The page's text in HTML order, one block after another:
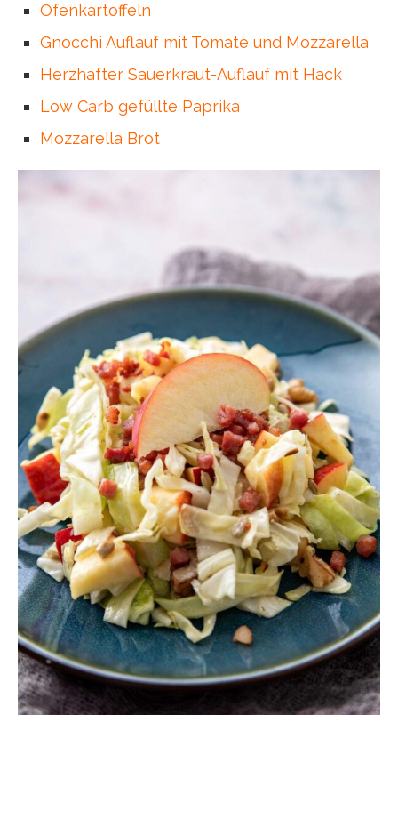
Ofenkartoffeln
Gnocchi Auflauf mit Tomate und Mozzarella
Herzhafter Sauerkraut-Auflauf mit Hack
Low Carb gefüllte Paprika
Mozzarella Brot